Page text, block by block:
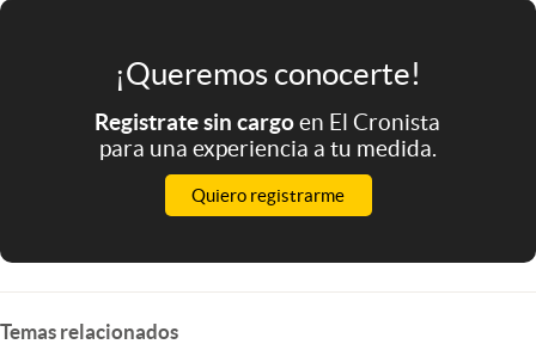
¡Queremos conocerte!
Registrate sin cargoen El Cronista
para una experiencia a tu medida.
Quiero registrarme
Temas relacionados